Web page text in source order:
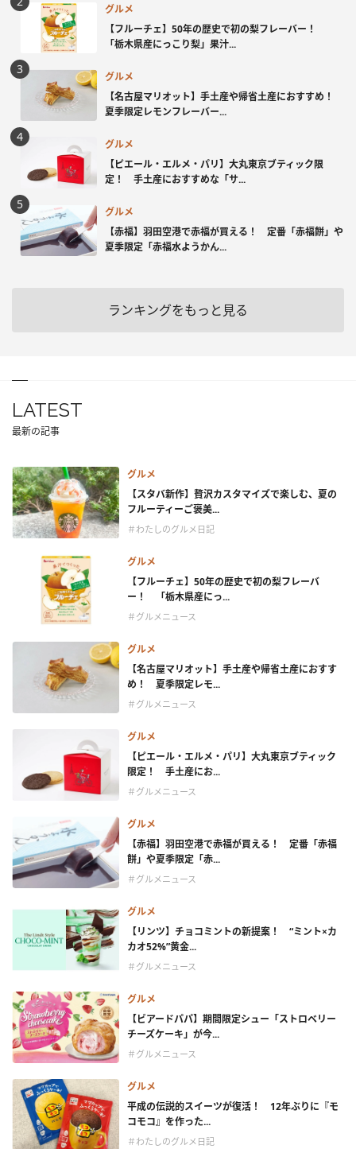
グルメ
【フルーチェ】50年の歴史で初の梨フレーバー！
「栃木県産にっこり梨」果汁...
グルメ
【名古屋マリオット】手土産や帰省土産におすすめ！
夏季限定レモンフレーバー...
グルメ
【ピエール・エルメ・パリ】大丸東京ブティック限
定！ 手土産におすすめな「サ...
グルメ
【赤福】羽田空港で赤福が買える！ 定番「赤福餅」や
夏季限定「赤福水ようかん...
ランキングをもっと見る
LATEST
最新の記事
グルメ
【スタバ新作】贅沢カスタマイズで楽しむ、夏の
フルーティーご褒美...
＃わたしのグルメ日記
グルメ
【フルーチェ】50年の歴史で初の梨フレーバ
ー！ 「栃木県産にっ...
＃グルメニュース
グルメ
【名古屋マリオット】手土産や帰省土産におすす
め！ 夏季限定レモ...
＃グルメニュース
グルメ
【ピエール・エルメ・パリ】大丸東京ブティック
限定！ 手土産にお...
＃グルメニュース
グルメ
【赤福】羽田空港で赤福が買える！ 定番「赤福
餅」や夏季限定「赤...
＃グルメニュース
グルメ
【リンツ】チョコミントの新提案！ “ミント×カ
カオ52%”黄金...
＃グルメニュース
グルメ
【ビアードパパ】期間限定シュー「ストロベリー
チーズケーキ」が今...
＃グルメニュース
グルメ
平成の伝説的スイーツが復活！ 12年ぶりに『モ
コモコ』を作った...
＃わたしのグルメ日記